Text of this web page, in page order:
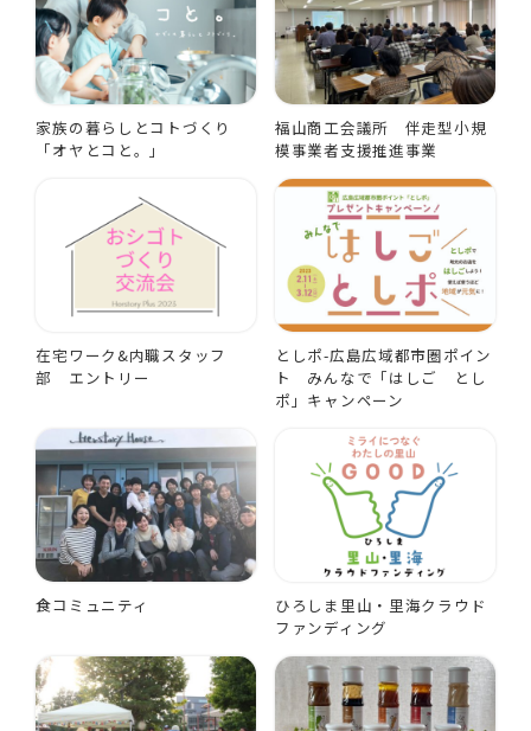
家族の暮らしとコトづくり
「オヤとコと。」
福山商工会議所 伴走型小規
模事業者支援推進事業
在宅ワーク&内職スタッフ
部 エントリー
としポ-広島広域都市圏ポイン
ト みんなで「はしご とし
ポ」キャンペーン
食コミュニティ
ひろしま里山・里海クラウド
ファンディング